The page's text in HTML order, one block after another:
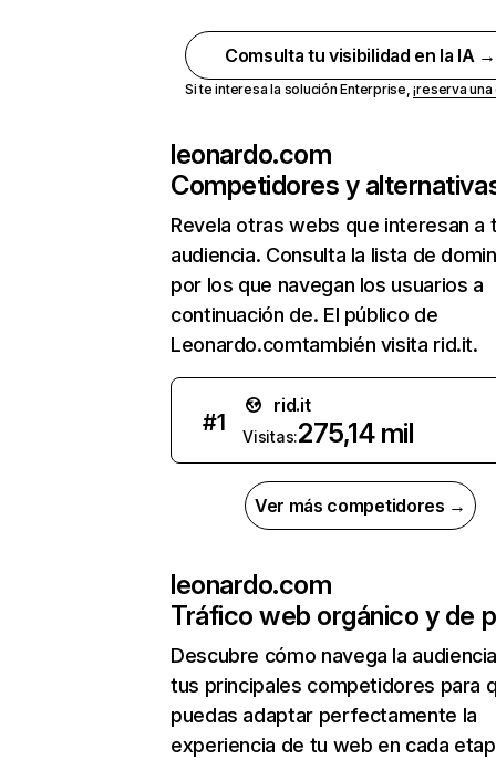
Comsulta tu visibilidad en la IA →
Si te interesa la solución Enterprise,¡reserva
leonardo.com
Competidores y
Revela otras webs que interesan a
audiencia. Consulta la lista de
por los que navegan los usuarios a
continuación de. El público de
Leonardo.comtambién visita rid.it.
#1
rid.it
Visitas:275,14 mil
Ver más competidores →
leonardo.com
Tráfico web orgánico y de
Descubre cómo navega la
tus principales competidores para
puedas adaptar perfectamente la
experiencia de tu web en cada